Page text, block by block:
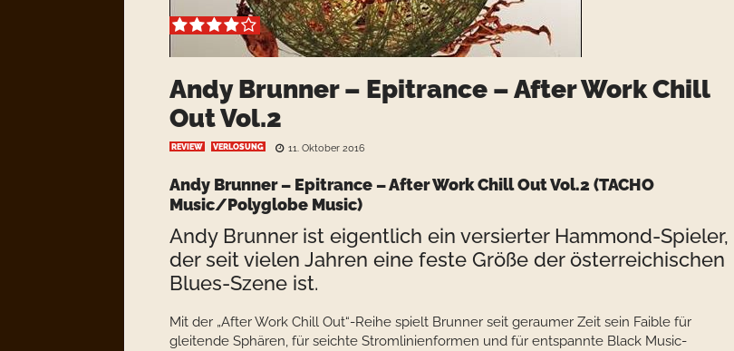
Andy Brunner – Epitrance – After Work Chill
Out Vol.2
REVIEW VERLOSUNG 11. Oktober 2016
Andy Brunner – Epitrance – After Work Chill Out Vol.2 (TACHO
Music/Polyglobe Music)
Andy Brunner ist eigentlich ein versierter Hammond-Spieler,
der seit vielen Jahren eine feste Größe der österreichischen
Blues-Szene ist.
Mit der „After Work Chill Out“-Reihe spielt Brunner seit geraumer Zeit sein Faible für
gleitende Sphären, für seichte Stromlinienformen und für entspannte Black Music-